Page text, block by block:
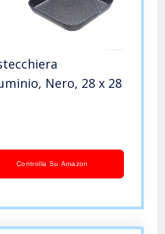
Nero, 28 x 28
Controlla Su Amazon